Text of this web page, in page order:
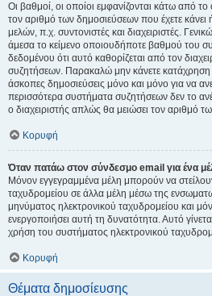
Οι βαθμοί, οι οποίοι εμφανίζονται κάτω από
τον αριθμό των δημοσιεύσεων που έχετε κάνει
μελών, π.χ. συντονιστές και διαχειριστές.
άμεσα το κείμενο οποιουδήποτε βαθμού του
δεδομένου ότι αυτό καθορίζεται από τον
συζητήσεων. Παρακαλώ μην κάνετε
άσκοπες δημοσιεύσεις μόνο και μόνο για να
περισσότερα συστήματα συζητήσεων δεν το
ο διαχειριστής απλώς θα μειώσει τον αριθμό
Κορυφή
Όταν πατάω στον σύνδεσμο email για ένα
Μόνον εγγεγραμμένα μέλη μπορούν να
ταχυδρομείου σε άλλα μέλη μέσω της
μηνύματος ηλεκτρονικού ταχυδρομείου και
ενεργοποιήσει αυτή τη δυνατότητα. Αυτό
χρήση του συστήματος ηλεκτρονικού
Κορυφή
Θέματα δημοσίευσης